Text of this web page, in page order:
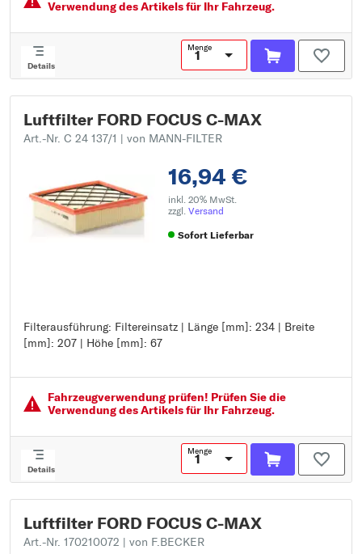
Verwendung des Artikels für Ihr Fahrzeug.
Details
Menge
Luftfilter FORD FOCUS C-MAX
Art.-Nr. C 24 137/1 | von MANN-FILTER
16,94 €
inkl. 20% MwSt.
zzgl. Versand
Sofort Lieferbar
Filterausführung: Filtereinsatz | Länge [mm]: 234 | Breite
[mm]: 207 | Höhe [mm]: 67
Filterausführung: Filtereinsatz
Länge [mm]: 234
Höhe [mm]: 67
Fahrzeugver­wendung prüfen! Prüfen Sie die
Verwendung des Artikels für Ihr Fahrzeug.
Details
Menge
Luftfilter FORD FOCUS C-MAX
Art.-Nr. 170210072 | von F.BECKER